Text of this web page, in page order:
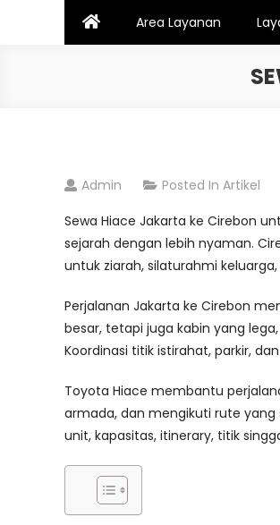
Area Layanan
Admin Posted In Artikel
Sewa Hiace Jakarta ke Cirebon
sejarah dengan lebih nyaman.
untuk ziarah, silaturahmi
Perjalanan Jakarta ke Cirebon
besar, tetapi juga kabin yang
Koordinasi titik istirahat, parkir,
Toyota Hiace membantu
armada, dan mengikuti rute yang
unit, kapasitas, itinerary, titik